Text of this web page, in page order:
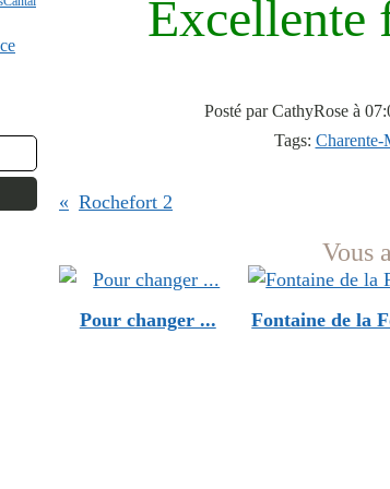
Excellente
Posté par CathyRose à
Tags: Charente-
Rochefort 2
Vous
Pour changer ...
Fontaine de la